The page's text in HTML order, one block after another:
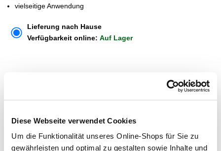
Diese Webseite verwendet Cookies
Um die Funktionalität unseres Online-Shops für Sie zu
gewährleisten und optimal zu gestalten sowie Inhalte und
vielseitige Anwendung
Lieferung nach Hause
Verfügbarkeit online: Auf Lager
Menge